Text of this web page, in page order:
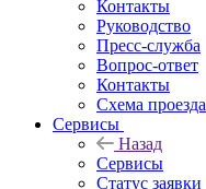
Контакты
Руководство
Пресс-служба
Вопрос-ответ
Контакты
Схема проезда
Сервисы
Назад
Сервисы
Статус заявки